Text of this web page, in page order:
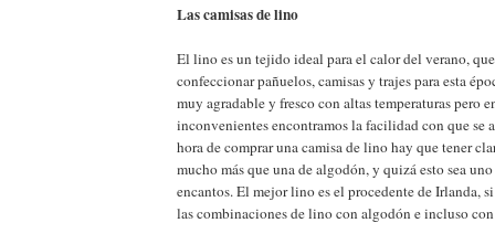
Las camisas de lino
El lino es un tejido ideal para el calor del verano,
confeccionar pañuelos, camisas y trajes para esta
muy agradable y fresco con altas temperaturas pero
inconvenientes encontramos la facilidad con que se
hora de comprar una camisa de lino hay que tener
mucho más que una de algodón, y quizá esto sea
encantos. El mejor lino es el procedente de Irlanda,
las combinaciones de lino con algodón e incluso con